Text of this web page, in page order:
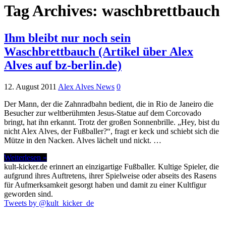
Tag Archives: waschbrettbauch
Ihm bleibt nur noch sein
Waschbrettbauch (Artikel über Alex
Alves auf bz-berlin.de)
12. August 2011 Alex Alves News 0
Der Mann, der die Zahnradbahn bedient, die in Rio de Janeiro die
Besucher zur weltberühmten Jesus-Statue auf dem Corcovado
bringt, hat ihn erkannt. Trotz der großen Sonnenbrille. „Hey, bist du
nicht Alex Alves, der Fußballer?“, fragt er keck und schiebt sich die
Mütze in den Nacken. Alves lächelt und nickt. …
Weiterlesen »
kult-kicker.de erinnert an einzigartige Fußballer. Kultige Spieler, die
aufgrund ihres Auftretens, ihrer Spielweise oder abseits des Rasens
für Aufmerksamkeit gesorgt haben und damit zu einer Kultfigur
geworden sind.
Tweets by @kult_kicker_de